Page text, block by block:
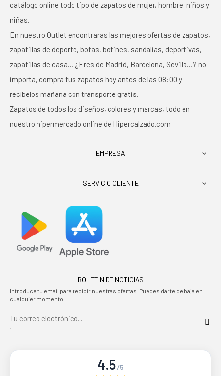
catálogo online todo tipo de zapatos de mujer, hombre, niños y
niñas.
En nuestro Outlet encontraras las mejores ofertas de zapatos,
zapatillas de deporte, botas, botines, sandalias, deportivas,
zapatillas de casa… ¿Eres de Madrid, Barcelona, Sevilla…? no
importa, compra tus zapatos hoy antes de las 08:00 y
recíbelos mañana con transporte gratis.
Zapatos de todos los diseños, colores y marcas, todo en
nuestro hipermercado online de Hipercalzado.com
EMPRESA 
SERVICIO CLIENTE 
BOLETIN DE NOTICIAS
Introduce tu email para recibir nuestras ofertas. Puedes darte de baja en
cualquier momento.
4.5/5